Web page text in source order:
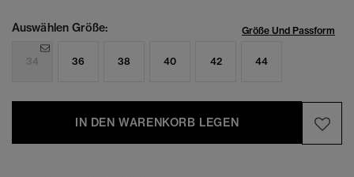
Auswählen Größe: Größe Und Passform
34 36 38 40 42 44
IN DEN WARENKORB LEGEN